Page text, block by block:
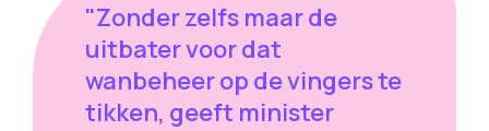
"Zonder zelfs maar de
uitbater voor dat
wanbeheer op de vingers te
tikken, geeft minister